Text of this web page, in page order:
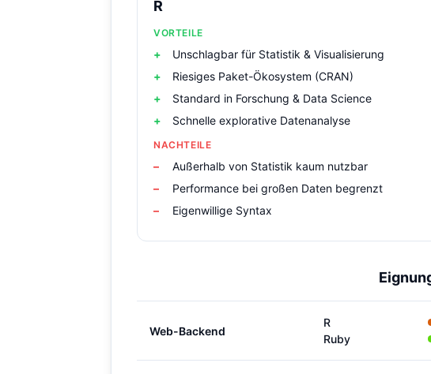
R
VORTEILE
Unschlagbar für Statistik & Visualisierung
Riesiges Paket-Ökosystem (CRAN)
Standard in Forschung & Data Science
Schnelle explorative Datenanalyse
NACHTEILE
Außerhalb von Statistik kaum nutzbar
Performance bei großen Daten begrenzt
Eigenwillige Syntax
Web-Backend
R
Ruby